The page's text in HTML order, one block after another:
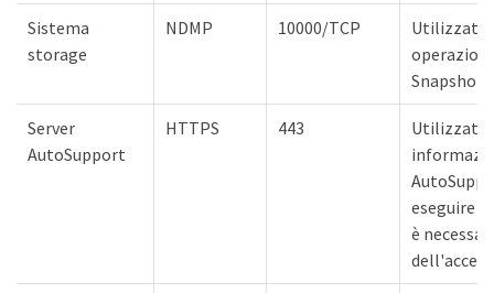
Sistema
storage
NDMP 10000/TCP
Utilizzato
Snapshot.
Server
AutoSupport
HTTPS 443
Utilizzato
eseguire
è